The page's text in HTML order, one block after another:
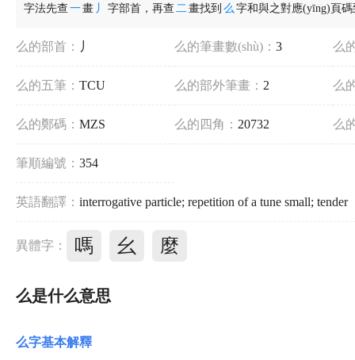
字法先查 一畫 丿 字部首，再查 二畫找到 么 字和與之對應(yīng)頁
么的部首： 丿 么的筆畫數(shù)： 3 么
么的五筆： TCU 么的部外筆畫： 2 么
么的鄭碼： MZS 么的四角： 20732 么
筆順編號： 354
英語翻譯： interrogative particle; repetition of a tune small; tender
異體字： 嗎 幺 麼
么是什么意思
么字基本解釋